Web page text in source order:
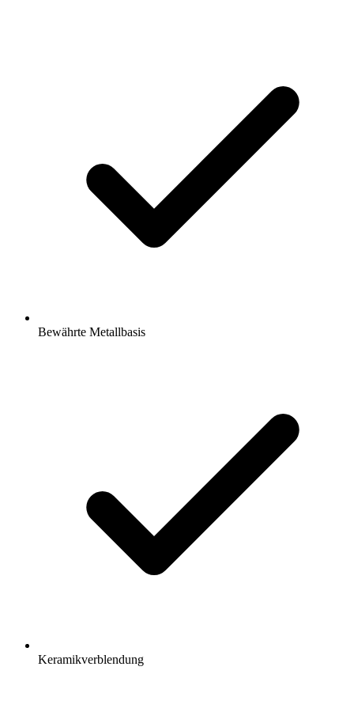
Bewährte Metallbasis
Keramikverblendung